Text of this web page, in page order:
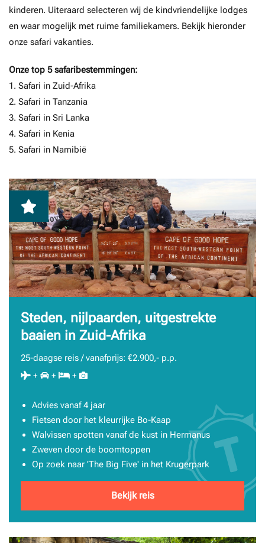
kinderen. Uiteraard selecteren wij de kindvriendelijke lodges
en waar mogelijk met ruime familiekamers. Bekijk hieronder
onze safari vakanties.
Onze top 5 safaribestemmingen:
1. Safari in Zuid-Afrika
2. Safari in Tanzania
3. Safari in Sri Lanka
4. Safari in Kenia
5. Safari in Namibië
Steden, nijlpaarden, uitgestrekte
baaien in Zuid-Afrika
25-daagse reis / vanafprijs: €2.900,- p.p.
+
+ +
Advies vanaf 4 jaar
Fietsen door het kleurrijke Bo-Kaap
Walvissen spotten vanaf de kust in Hermanus
Zweven door de boomtoppen
Op zoek naar 'The Big Five' in het Krugerpark
Bekijk reis